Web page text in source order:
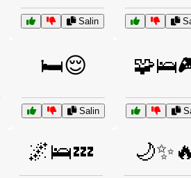
Salin
🛏️😌
Salin
🌌🛌💤